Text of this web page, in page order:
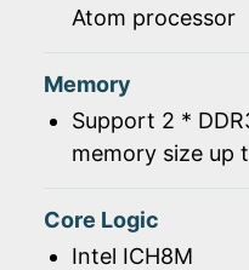
Atom processor
Memory
Support 2 *
memory size up
Core Logic
Intel ICH8M